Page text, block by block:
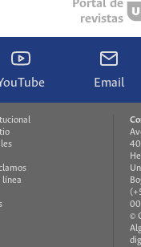
Portal de
revistas
Email
línea
©